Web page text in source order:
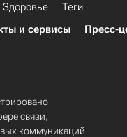
Здоровье
Теги
и сервисы Пресс-
связи,
коммуникаций